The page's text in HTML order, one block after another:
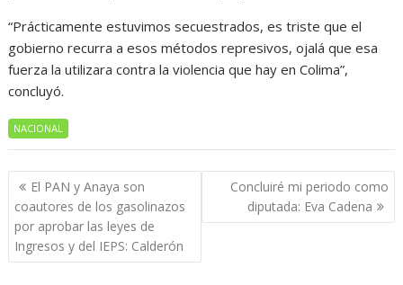
“Prácticamente estuvimos secuestrados, es triste que el
gobierno recurra a esos métodos represivos, ojalá que esa
fuerza la utilizara contra la violencia que hay en Colima”,
concluyó.
NACIONAL
Navegación
de
entradas
El PAN y Anaya son
coautores de los gasolinazos
por aprobar las leyes de
Ingresos y del IEPS: Calderón
Concluiré mi periodo como
diputada: Eva Cadena